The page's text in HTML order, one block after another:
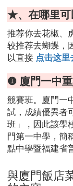
★、在哪里可
推荐你去花椒、
较推荐去蝴蝶，
以直接 点击这
❶ 廈門一中
競賽班。廈門一
試，成績優異者
班」，因此該學
門第一中學，簡
點中學暨福建省
與廈門飯店